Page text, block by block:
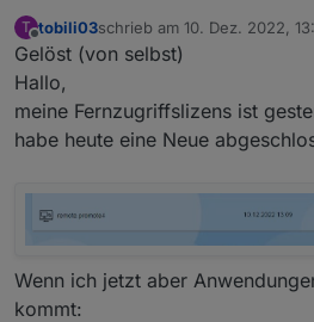
T
Offline
tobili03schrieb am 10. Dez. 2022,
zuletzt editiert von tobili03
Gelöst (von selbst)
Hallo,
meine Fernzugriffslizens ist
habe heute eine Neue
Wenn ich jetzt aber
kommt: